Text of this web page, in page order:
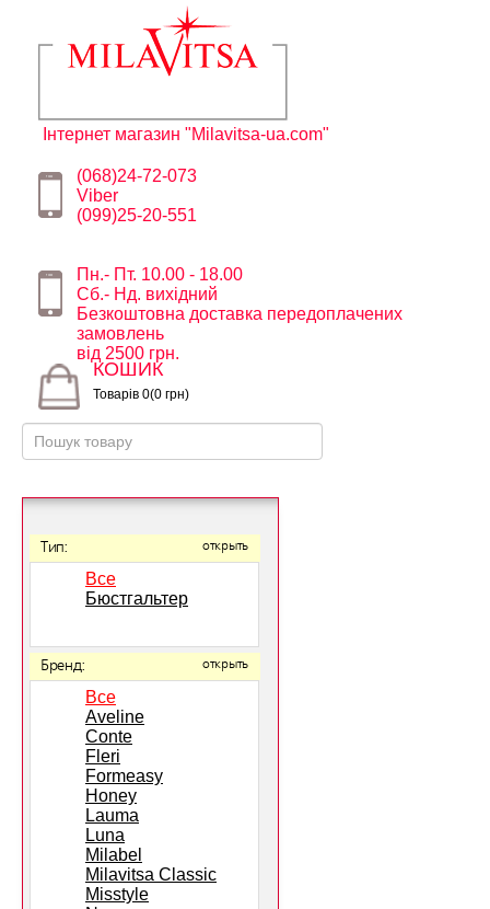
Інтернет магазин "Milavitsa-ua.com"
(068)24-72-073
Viber
(099)25-20-551
Пн.- Пт. 10.00 - 18.00
Сб.- Нд. вихідний
Безкоштовна доставка передоплачених
замовлень
від 2500 грн.
КОШИК
Товарів 0(0 грн)
Тип: открыть
Все
Бюстгальтер
Бренд: открыть
Все
Aveline
Conte
Fleri
Formeasy
Honey
Lauma
Luna
Milabel
Milavitsa Classic
Misstyle